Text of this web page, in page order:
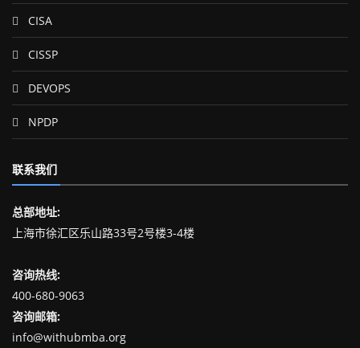
CISA
CISSP
DEVOPS
NPDP
联系我们
总部地址:
上海市徐汇区乐山路33号2号楼3-4楼
咨询热线:
400-680-9063
咨询邮箱:
info@withubmba.org